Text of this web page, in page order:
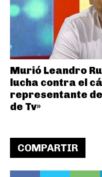
COMPARTIR
Murió Leandro
lucha contra el
representante
de Tv»